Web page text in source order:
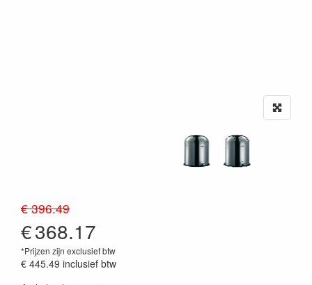
€ 396.49
€368.17
*Prijzen zijn exclusief btw
€ 445.49 inclusief btw